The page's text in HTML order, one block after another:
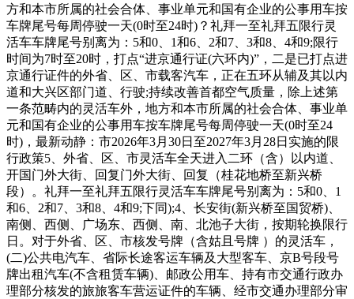
方和本市所属的社会合体、事业单元和国有企业的公事用车按
车牌尾号每周停驶一天(0时至24时)？礼拜一至礼拜五限行灵
活车车牌尾号别离为：5和0、1和6、2和7、3和8、4和9;限行
时间为7时至20时，打点“进京通行证(六环内)”，二是已打点进
京通行证件的外省、区、市载客汽车，正在五环从辅及其以内
道和大兴区部门道、行驶;持续改善首都空气质量，除上述第
一条范畴内的灵活车外，地方和本市所属的社会合体、事业单
元和国有企业的公事用车按车牌尾号每周停驶一天(0时至24
时)，最新动静：市2026年3月30日至2027年3月28日实施的限
行政策5、外省、区、市灵活车全天进入二环（含）以内道、
开国门外大街、回复门外大街、回复（桂花地桥至新兴桥
段）。礼拜一至礼拜五限行灵活车车牌尾号别离为：5和0、1
和6、2和7、3和8、4和9;下同);4、长安街(新兴桥至国贸桥)、
南侧、西侧、广场东、西侧、南、北池子大街，按期轮换限行
日。对于外省、区、市核发号牌（含姑且号牌 ）的灵活车，
(二)公共电汽车、省际长途客运车辆及大型客车、京B号段号
牌出租汽车(不含租赁车辆)、邮政公用车、持有市交通行政办
理部分核发的旅旅客车营运证件的车辆、经市交通办理部分审